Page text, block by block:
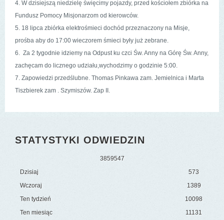
4. W dzisiejszą niedzielę święcimy pojazdy, przed kościołem zbiórka na
Fundusz Pomocy Misjonarzom od kierowców.
5. 18 lipca zbiórka elektrośmieci dochód przeznaczony na Misje,
prośba aby do 17:00 wieczorem śmieci były już zebrane.
6. Za 2 tygodnie idziemy na Odpust ku czci Św. Anny na Górę Św. Anny,
zachęcam do licznego udziału,wychodzimy o godzinie 5:00.
7. Zapowiedzi przedślubne. Thomas Pinkawa zam. Jemielnica i Marta
Tiszbierek zam . Szymiszów. Zap II.
STATYSTYKI ODWIEDZIN
3859547
Dzisiaj
Wczoraj
Ten tydzień
Ten miesiąc
573
1389
10098
11131